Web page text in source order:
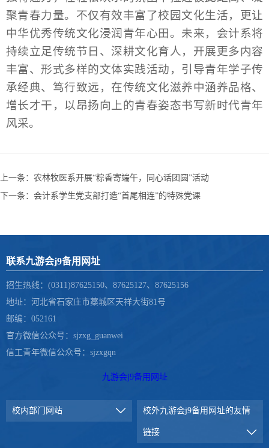
聚青春力量。不仅有效丰富了校园文化生活，更让
中华优秀传统文化浸润青年心田。未来，会计系将
持续立足传统节日、深耕文化育人，开展更多内容
丰富、形式多样的文体实践活动，引导青年学子传
承经典、笃行致远，在传统文化滋养中涵养品格、
增长才干，以昂扬向上的青春姿态书写新时代青年
风采。
上一条： 农林牧医系开展“粽香寄端午，同心话团圆”活动
下一条： 会计系学生党支部打造“首尾相连”的特殊党课
联系九游会j9备用网址
招生热线：(0311)87625150、87625127、87625156
地址：河北省石家庄市藁城区天祥大街81号
邮编：052161
官方微信公众号：sjzxg_guanwei
信工青年微信公众号：sjzxgqn
九游会j9备用网址
校内部门网站 校外九游会j9备用网址的友情
链接